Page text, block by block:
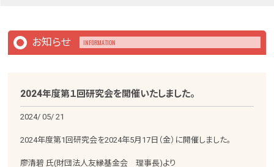
お知らせ INFORMATION
2024年度第１回研究会を開催いたしました。
2024/05/21
2024年度第1回研究会を2024年5月17日（金）に開催しました。
廖清碧 氏(財団法人友縁基金会 理事長)より